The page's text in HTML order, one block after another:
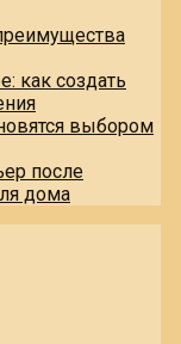
как создать
выбором
после
дома